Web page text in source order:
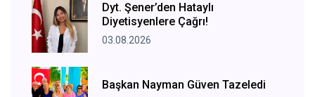
Dyt. Şener’den Hataylı
Diyetisyenlere Çağrı!
03.08.2026
Başkan Nayman Güven Tazeledi